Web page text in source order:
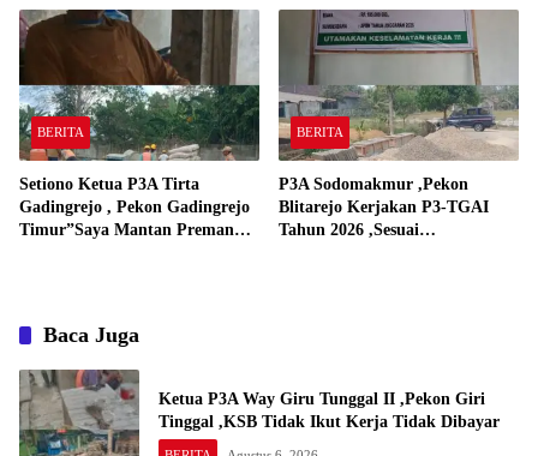
Kerja
BERITA
Setiono Ketua P3A Tirta
Gadingrejo , Pekon Gadingrejo
Timur”Saya Mantan Preman
BERITA
P3A Sodomakmur ,Pekon
Blitarejo Kerjakan P3-TGAI
Tahun 2026 ,Sesuai
Baca Juga
Ketua P3A Way Giru Tunggal II ,Pekon Giri
Tinggal ,KSB Tidak Ikut Kerja Tidak Dibayar